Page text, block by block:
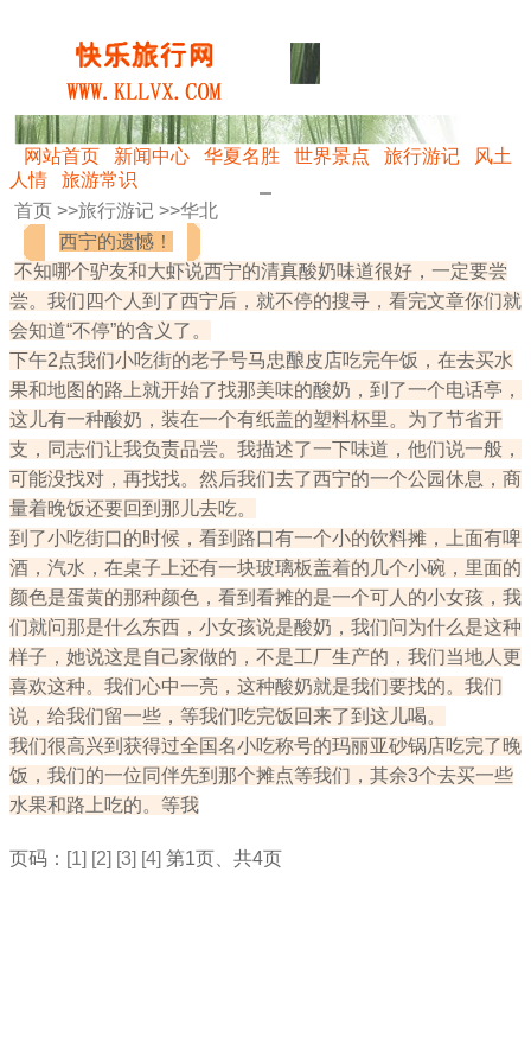
网站首页 新闻中心 华夏名胜 世界景点 旅行游记
风土
人情
旅游常识
首页 >>旅行游记 >>华北
西宁的遗憾！
不知哪个驴友和大虾说西宁的清真酸奶味道很好，一定要尝
尝。我们四个人到了西宁后，就不停的搜寻，看完文章你们就
会知道“不停”的含义了。
下午2点我们小吃街的老子号马忠酿皮店吃完午饭，在去买水
果和地图的路上就开始了找那美味的酸奶，到了一个电话亭，
这儿有一种酸奶，装在一个有纸盖的塑料杯里。为了节省开
支，同志们让我负责品尝。我描述了一下味道，他们说一般，
可能没找对，再找找。然后我们去了西宁的一个公园休息，商
量着晚饭还要回到那儿去吃。
到了小吃街口的时候，看到路口有一个小的饮料摊，上面有啤
酒，汽水，在桌子上还有一块玻璃板盖着的几个小碗，里面的
颜色是蛋黄的那种颜色，看到看摊的是一个可人的小女孩，我
们就问那是什么东西，小女孩说是酸奶，我们问为什么是这种
样子，她说这是自己家做的，不是工厂生产的，我们当地人更
喜欢这种。我们心中一亮，这种酸奶就是我们要找的。我们
说，给我们留一些，等我们吃完饭回来了到这儿喝。
我们很高兴到获得过全国名小吃称号的玛丽亚砂锅店吃完了晚
饭，我们的一位同伴先到那个摊点等我们，其余3个去买一些
水果和路上吃的。等我
页码： [1] [2] [3] [4] 第1页、共4页